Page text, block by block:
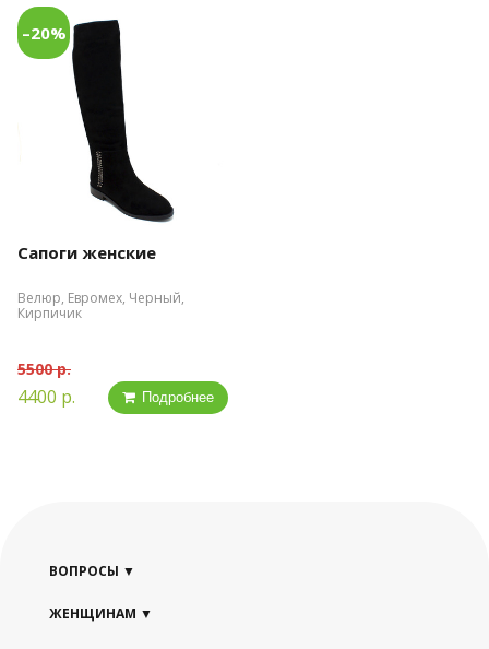
–20%
Сапоги женские
Велюр, Евромех, Черный,
Кирпичик
5500 р.
4400 р. Подробнее
ВОПРОСЫ
ЖЕНЩИНАМ